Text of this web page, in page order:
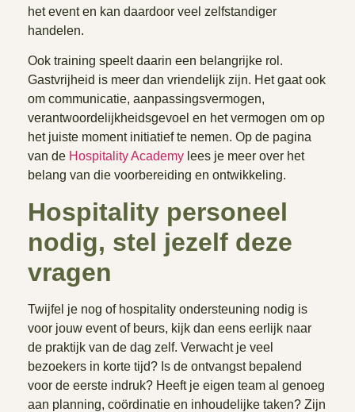
het event en kan daardoor veel zelfstandiger
handelen.
Ook training speelt daarin een belangrijke rol.
Gastvrijheid is meer dan vriendelijk zijn. Het gaat ook
om communicatie, aanpassingsvermogen,
verantwoordelijkheidsgevoel en het vermogen om op
het juiste moment initiatief te nemen. Op de pagina
van de Hospitality Academy lees je meer over het
belang van die voorbereiding en ontwikkeling.
Hospitality personeel
nodig, stel jezelf deze
vragen
Twijfel je nog of hospitality ondersteuning nodig is
voor jouw event of beurs, kijk dan eens eerlijk naar
de praktijk van de dag zelf. Verwacht je veel
bezoekers in korte tijd? Is de ontvangst bepalend
voor de eerste indruk? Heeft je eigen team al genoeg
aan planning, coördinatie en inhoudelijke taken? Zijn